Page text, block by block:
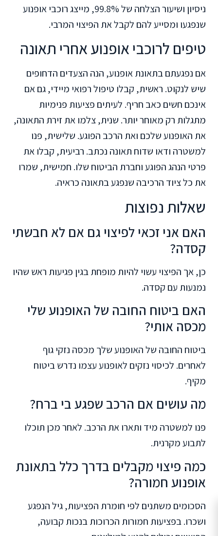
ניסיון ושיעור הצלחה של 99.8%, מייצג רוכבי אופנוע
שנפגעו ומסייע להם לקבל את הפיצוי המרבי.
טיפים לרוכבי אופנוע אחרי תאונה
אם נפגעתם בתאונת אופנוע, הנה הצעדים הדחופים
שיש לנקוט. ראשית, קבלו טיפול רפואי מיידי, גם אם
אינכם חשים כאב חריף. לעיתים פציעות פנימיות
מתגלות רק מאוחר יותר. שנית, צלמו את זירת התאונה,
את האופנוע שלכם ואת הרכב הפוגע. שלישית, פנו
למשטרה ודאו שדוח תאונה נכתב. רביעית, קבלו את
פרטי הנהג הפוגע וחברת הביטוח שלו. חמישית, שמרו
את כל ציוד הרכיבה שנפגע בתאונה כראיה.
שאלות נפוצות
האם אני זכאי לפיצוי גם אם לא חבשתי
קסדה?
כן, אך הפיצוי עשוי להיות מופחת בגין פגיעות ראש שהיו
נמנעות עם קסדה.
האם ביטוח החובה של האופנוע שלי
מכסה אותי?
ביטוח החובה של האופנוע שלך מכסה נזקי גוף
לאחרים. לכיסוי נזקים לאופנוע עצמו נדרש ביטוח
מקיף.
מה עושים אם הרכב שפגע בי ברח?
פנו למשטרה מיד ותארו את הרכב. לאחר מכן תוכלו
לתבוע מקרנית.
כמה פיצוי מקבלים בדרך כלל בתאונת
אופנוע חמורה?
הסכומים משתנים לפי חומרת הפציעות, גיל הנפגע
ושכרו. בפציעות חמורות הכרוכות בנכות קבועה,